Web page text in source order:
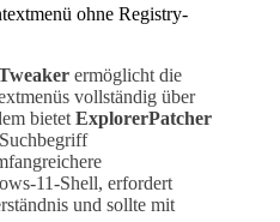
ohne Registry-
ermöglicht die
vollständig über
bietet ExplorerPatcher
11-Shell, erfordert
und sollte mit